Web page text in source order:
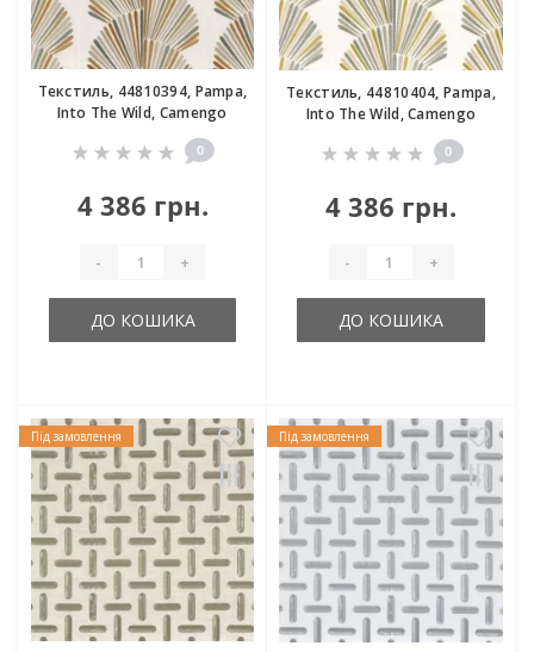
Текстиль, 44810394, Pampa,
Into The Wild, Camengo
0
4 386 грн.
- +
ДО КОШИКА
Текстиль, 44810404, Pampa,
Into The Wild, Camengo
0
4 386 грн.
- +
ДО КОШИКА
Під замовлення Під замовлення